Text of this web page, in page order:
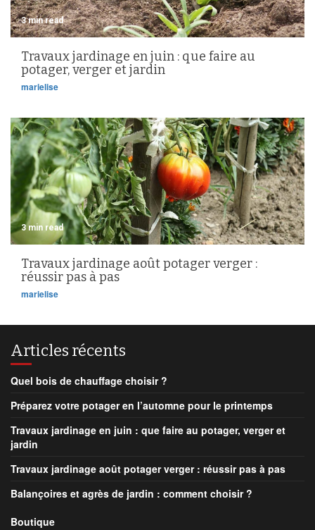
3 min read
Travaux jardinage en juin : que faire au
potager, verger et jardin
marielise
3 min read
Travaux jardinage août potager verger :
réussir pas à pas
marielise
Articles récents
Quel bois de chauffage choisir ?
Préparez votre potager en l’automne pour le printemps
Travaux jardinage en juin : que faire au potager, verger et
jardin
Travaux jardinage août potager verger : réussir pas à pas
Balançoires et agrès de jardin : comment choisir ?
Boutique